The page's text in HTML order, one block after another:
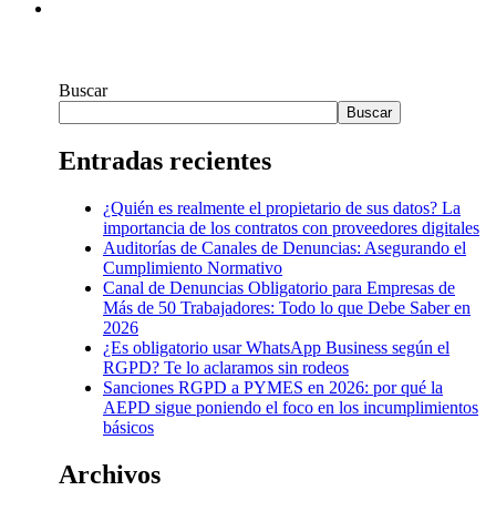
Buscar
Buscar
Entradas recientes
¿Quién es realmente el propietario de sus datos? La
importancia de los contratos con proveedores digitales
Auditorías de Canales de Denuncias: Asegurando el
Cumplimiento Normativo
Canal de Denuncias Obligatorio para Empresas de
Más de 50 Trabajadores: Todo lo que Debe Saber en
2026
¿Es obligatorio usar WhatsApp Business según el
RGPD? Te lo aclaramos sin rodeos
Sanciones RGPD a PYMES en 2026: por qué la
AEPD sigue poniendo el foco en los incumplimientos
básicos
Archivos